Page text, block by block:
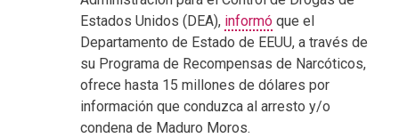
Estados Unidos (DEA), informó que el
Departamento de Estado de EEUU, a través de
su Programa de Recompensas de Narcóticos,
ofrece hasta 15 millones de dólares por
información que conduzca al arresto y/o
condena de Maduro Moros.